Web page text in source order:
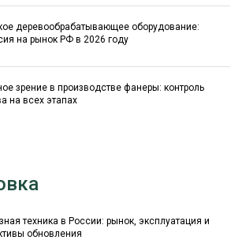
деревообрабатывающее оборудование:
на рынок РФ в 2026 году
зрение в производстве фанеры: контроль
на всех этапах
техника в России: рынок, эксплуатация и
обновления